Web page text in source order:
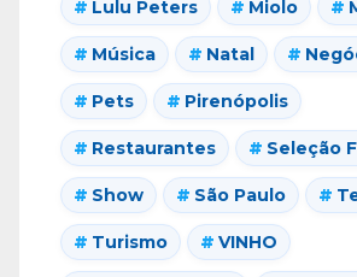
Lulu Peters Miolo
Música Natal
Pets Pirenópolis
Restaurantes Seleção
Show São Paulo
Turismo VINHO